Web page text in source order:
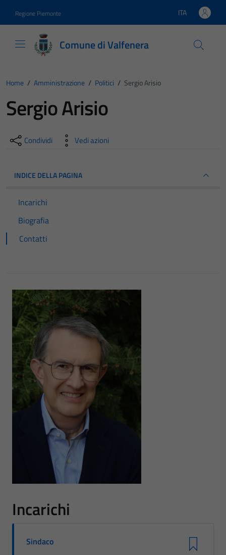
Regione Piemonte Lingua attiva:
ITA
Comune di Valfenera
Home / Amministrazione / Politici / Sergio Arisio
Sergio Arisio
Condividi Vedi azioni
INDICE DELLA PAGINA
Incarichi
Biografia
Contatti
Incarichi
Sindaco